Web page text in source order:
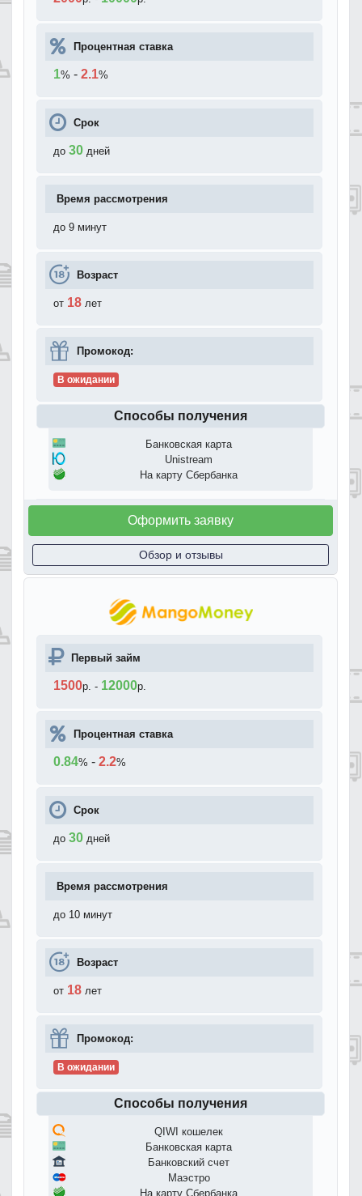
Процентная ставка
1% - 2.1%
Срок
до 30 дней
Время рассмотрения
до 9 минут
Возраст
от 18 лет
Промокод:
В ожидании
Способы получения
Банковская карта
Unistream
На карту Сбербанка
Оформить заявку
Обзор и отзывы
Первый займ
1500р. - 12000р.
Процентная ставка
0.84% - 2.2%
Срок
до 30 дней
Время рассмотрения
до 10 минут
Возраст
от 18 лет
Промокод:
В ожидании
Способы получения
QIWI кошелек
Банковская карта
Банковский счет
Маэстро
На карту Сбербанка